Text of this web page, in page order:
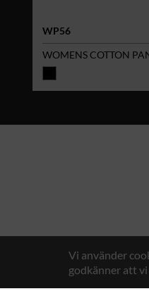
WP56
WOMENS COTTON
Vi använder
godkänner att